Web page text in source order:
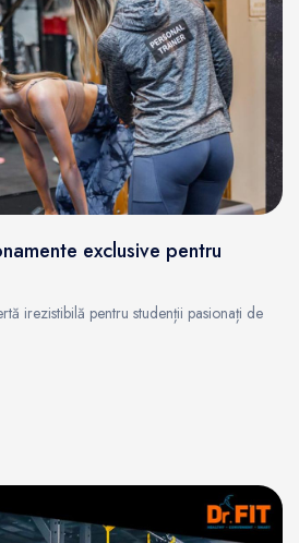
exclusive pentru
irezistibilă pentru studenții pasionați de